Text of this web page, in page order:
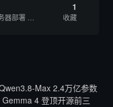
1
收藏
Max 2.4万亿参数
4 登顶开源前三